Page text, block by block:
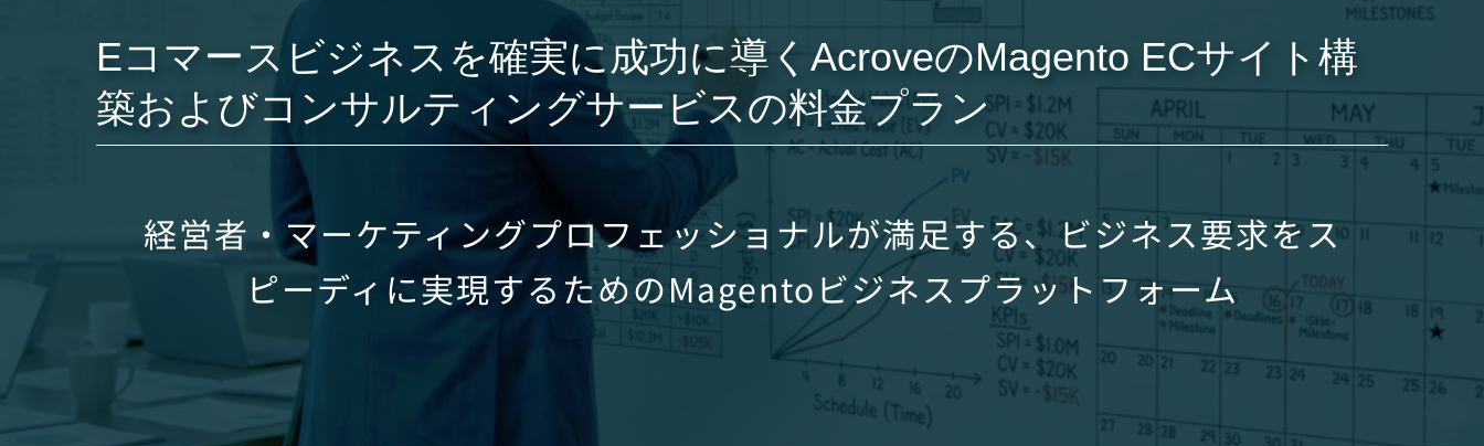
Eコマースビジネスを確実に成功に導くAcroveのMagento ECサイト構
築およびコンサルティングサービスの料金プラン
経営者・マーケティングプロフェッショナルが満足する、ビジネス要求をス
ピーディに実現するためのMagentoビジネスプラットフォーム